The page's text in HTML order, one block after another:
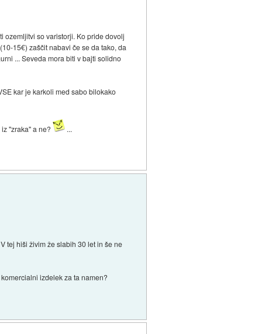
ozemljitvi so varistorji. Ko pride dovolj
15€) zaščit nabavi če se da tako, da
... Seveda mora biti v bajti solidno
kar je karkoli med sabo bilokako
"zraka" a ne? ...
tej hiši živim že slabih 30 let in še ne
izdelek za ta namen?